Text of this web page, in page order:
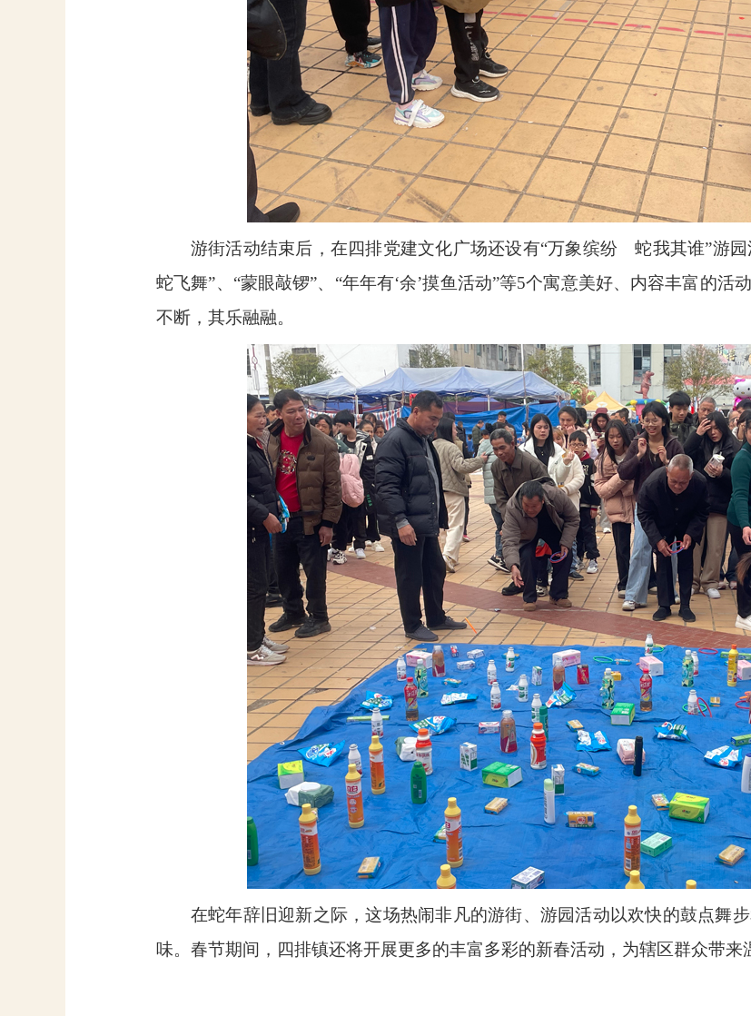
游街活动结束后，在四排党建文化广场还设有“万象缤纷蛇我其谁”游
蛇飞舞”、“蒙眼敲锣”、“年年有‘余’摸鱼活动”等5个寓意美好、内容丰富的活
不断，其乐融融。
在蛇年辞旧迎新之际，这场热闹非凡的游街、游园活动以欢快的鼓点舞
味。春节期间，四排镇还将开展更多的丰富多彩的新春活动，为辖区群众带来